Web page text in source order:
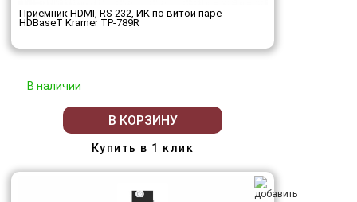
Приемник HDMI, RS-232, ИК по витой паре
HDBaseT Kramer TP-789R
В наличии
В КОРЗИНУ
Купить в 1 клик